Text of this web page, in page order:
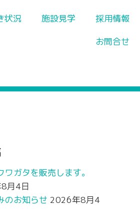
状況 施設見学
採用情報
お問合せ
ワガタを販売します。
月4日
のお知らせ 2026年8月4